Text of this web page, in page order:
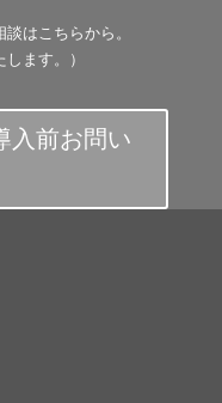
はこちらから。
ます。）
入前お問い